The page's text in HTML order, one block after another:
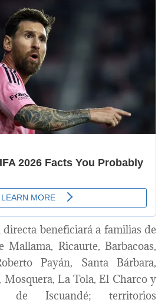
beneficiará a familias de
Ricaurte, Barbacoas,
Payán, Santa Bárbara,
Mosquera, La Tola, El Charco y
de Iscuandé; territorios